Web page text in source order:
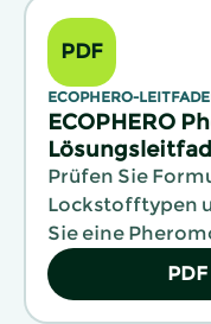
PDF
ECOPHERO-
ECOPHERO
Prüfen Sie
Lockstofftypen
Sie eine